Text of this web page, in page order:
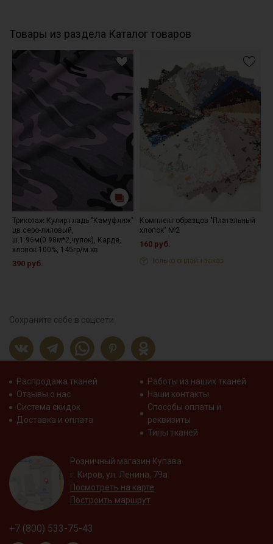
Товары из раздела Каталог товаров
Трикотаж Кулир.гладь "Камуфляж"
цв.серо-лиловый,
ш.1.96м(0.98м*2,чулок), Карде,
хлопок-100%, 145гр/м.кв
390 руб.
Комплект образцов "Плательный
хлопок" №2
160 руб.
Только онлайн-заказ
Сохраните себе в соцсети
Распродажа тканей
Отзывы о нас
Система скидок
Доставка и оплата
Работы из наших тканей
Наши контакты
Способы оплаты и
реквизиты
Типы тканей
Розничный магазин Купава
г. Киров, ул. Ленина, 79а
Посмотреть на карте
Построить маршрут
+7 (800) 533-75-43